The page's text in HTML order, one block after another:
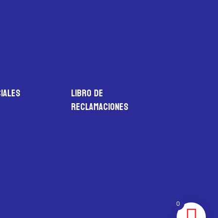
LIBRO DE
RECLAMACIONES
0